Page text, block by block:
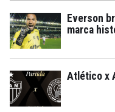
Everson
marca
Atlético x